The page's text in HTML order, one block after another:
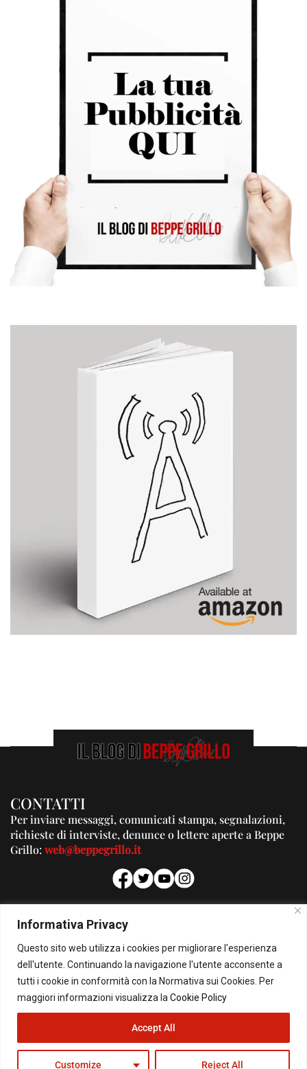
Informativa Privacy
Questo sito web utilizza i cookies per migliorare l'esperienza
dell'utente. Continuando la navigazione l'utente acconsente a
tutti i cookie in conformità con la Normativa sui Cookies. Per
maggiori informazioni visualizza la Cookie Policy
Customize Reject All
Accept All
CONTATTI
Per inviare messaggi, comunicati stampa, segnalazioni,
richieste di interviste, denunce o lettere aperte a Beppe
Grillo:web@beppegrillo.it
PUBBLICITA'
Per la tua pubblicità su questo Blog:
pubblicita@beppegrillo.it
© Copyright 2026 - Il Blog di Beppe Grillo. All Rights Reserved - Powered by
happygrafic.com